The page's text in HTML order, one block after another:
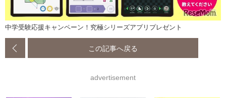
中学受験応援キャンペーン！究極シリーズアプリプレゼント
この記事へ戻る
advertisement